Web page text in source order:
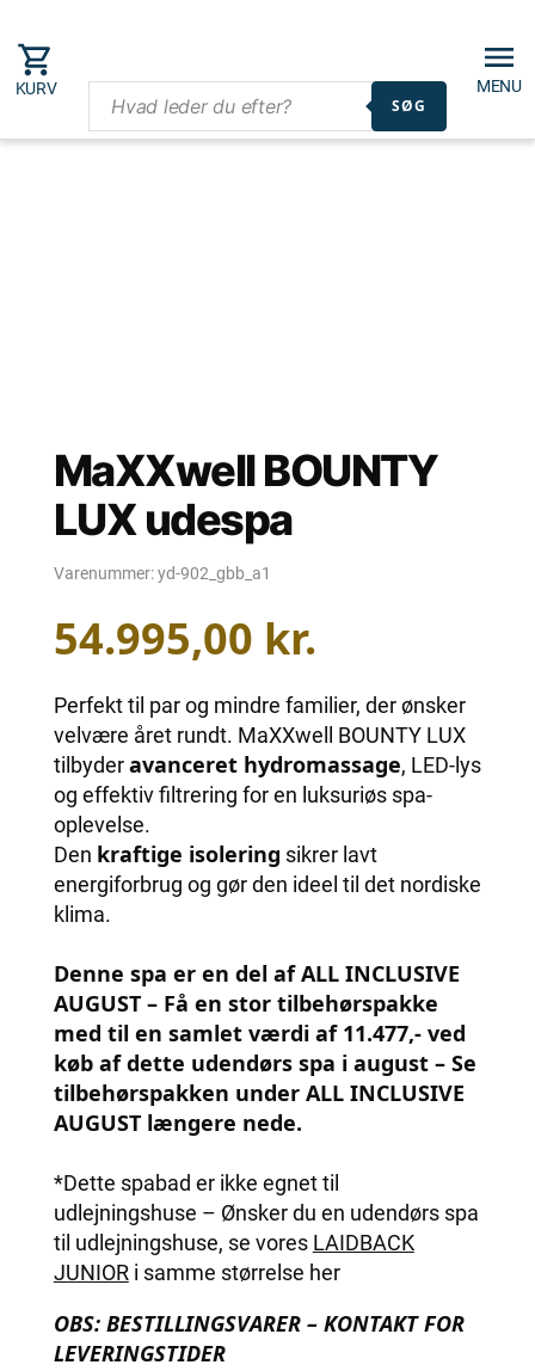
SØG
KURV MENU
MaXXwell BOUNTY
LUX udespa
Varenummer: yd-902_gbb_a1
54.995,00 kr.
Perfekt til par og mindre familier, der ønsker
velvære året rundt. MaXXwell BOUNTY LUX
tilbyderavanceret hydromassage, LED-lys
og effektiv filtrering for en luksuriøs spa-
oplevelse.
Den kraftige isolering sikrer lavt
energiforbrug og gør den ideel til det nordiske
klima.
Denne spa er en del af ALL INCLUSIVE
AUGUST – Få en stor tilbehørspakke
med til en samlet værdi af 11.477,- ved
køb af dette udendørs spa i august – Se
tilbehørspakken under ALL INCLUSIVE
AUGUST længere nede.
*Dette spabad er ikke egnet til
udlejningshuse – Ønsker du en udendørs spa
til udlejningshuse, se vores LAIDBACK
JUNIORi samme størrelse her
OBS: BESTILLINGSVARER – KONTAKT FOR
LEVERINGSTIDER